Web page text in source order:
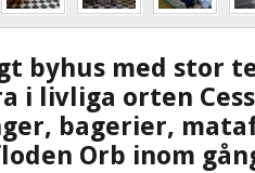
byhus med stor
i livliga orten
bagerier,
Orb inom